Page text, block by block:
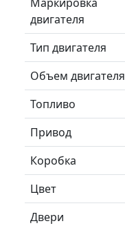
двигателя
Тип двигателя
Объем двигателя
Топливо
Привод
Коробка
Цвет
Двери